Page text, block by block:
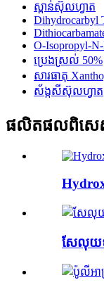
ស្ពាន់ស៊ុលហ្វាត
Dihydrocarbyl
O-Isopropyl-
ប្រេងស្រល់ 50%
សារធាតុ
ស័ង្កសីស៊ុលហ្វាត
ផលិតផល​ពិស
សែលុយ